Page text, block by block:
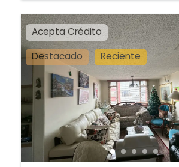
Acepta Crédito
Destacado
Reciente